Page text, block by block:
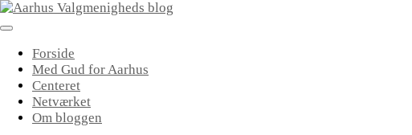
Skip
to
Forside
Med Gud for Aarhus
Centeret
Netværket
Om bloggen